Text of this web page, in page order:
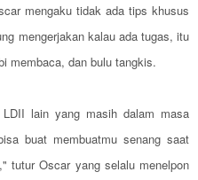
mengaku tidak ada tips khusus
mengerjakan kalau ada tugas, itu
membaca, dan bulu tangkis.
lain yang masih dalam masa
buat membuatmu senang saat
tutur Oscar yang selalu menelpon